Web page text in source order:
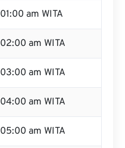
01:00 am WITA
02:00 am WITA
03:00 am WITA
04:00 am WITA
05:00 am WITA